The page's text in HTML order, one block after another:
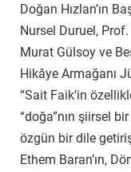
Doğan Hızlan’ın
Nursel Duruel,
Murat Gülsoy ve
Hikâye Armağanı
“Sait Faik’in
“doğa”nın şiirsel
özgün bir dile
Ethem Baran’ın,